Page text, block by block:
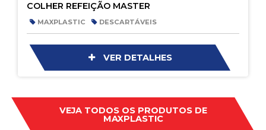
COLHER REFEIÇÃO MASTER
MAXPLASTIC DESCARTÁVEIS
VER DETALHES
VEJA TODOS OS PRODUTOS DE
MAXPLASTIC